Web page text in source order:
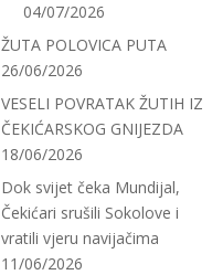
04/07/2026
ŽUTA POLOVICA PUTA
26/06/2026
VESELI POVRATAK ŽUTIH IZ
ČEKIĆARSKOG GNIJEZDA
18/06/2026
Dok svijet čeka Mundijal,
Čekićari srušili Sokolove i
vratili vjeru navijačima
11/06/2026